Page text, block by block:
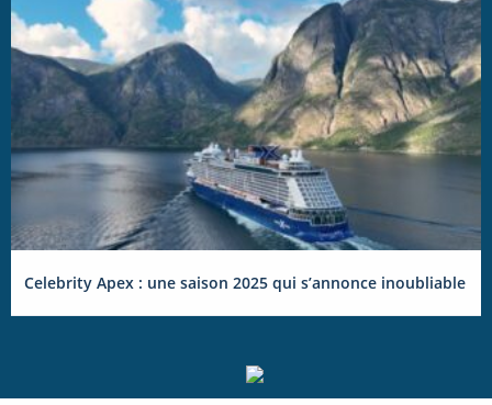
Celebrity Apex : une saison 2025 qui s’annonce inoubliable